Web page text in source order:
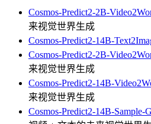
Cosmos-Predict2-2B-
来视觉世界生成
Cosmos-Predict2-14B-
Cosmos-Predict2-2B-
来视觉世界生成
Cosmos-Predict2-14B-
来视觉世界生成
Cosmos-Predict2-14B-Sample-